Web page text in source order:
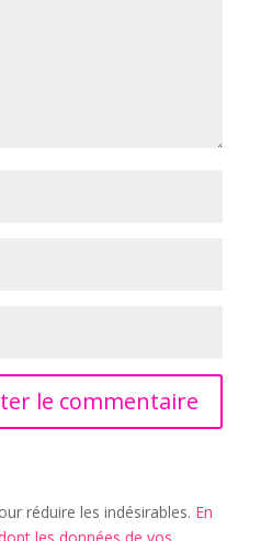
réduire les indésirables. En